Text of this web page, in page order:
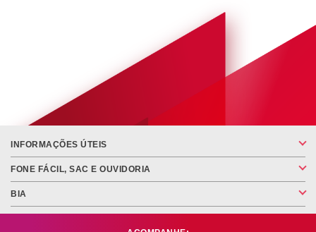
INFORMAÇÕES ÚTEIS
FONE FÁCIL, SAC E OUVIDORIA
BIA